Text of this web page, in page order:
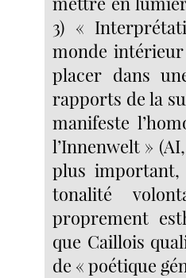
3) «
monde
placer dans
rapports de la
manifeste
l’Innenwelt »
plus important,
tonalité
proprement
que Caillois
de « poétique